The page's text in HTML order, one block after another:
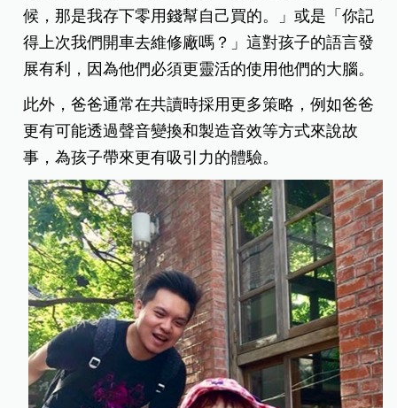
候，那是我存下零用錢幫自己買的。」或是「你記
得上次我們開車去維修廠嗎？」這對孩子的語言發
展有利，因為他們必須更靈活的使用他們的大腦。
此外，爸爸通常在共讀時採用更多策略，例如爸爸
更有可能透過聲音變換和製造音效等方式來說故
事，為孩子帶來更有吸引力的體驗。